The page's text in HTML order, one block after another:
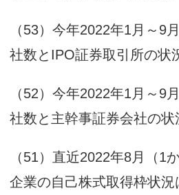
（53）今年2022年1月～9
社数とIPO証券取引所の状
（52）今年2022年1月～9
社数と主幹事証券会社の状
（51）直近2022年8月（1
企業の自己株式取得枠状況